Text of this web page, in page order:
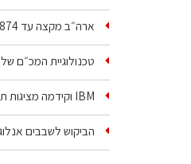
ארה״ב מקצה עד 874 מיליון דולר לשבע טכנולוגיות שבבים…
טכנולוגיית המכ״ם של Arbe נבחרה לתוכניות אזרחיות וביטחוניות
IBM וקידמה מציגות תוצאות קוונטיות מעבר ליכולת…
הביקוש לשבבים